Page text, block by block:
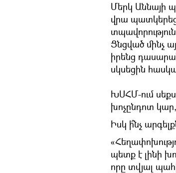
Մերկ Աննայի
վրա
Ցնցված մինչ
իրենց
սկսեցին
ԽՍՀՄ-ում
խոչընդոտ
Իսկ ի՞նչ
պետք է լինի
որը տվյալ